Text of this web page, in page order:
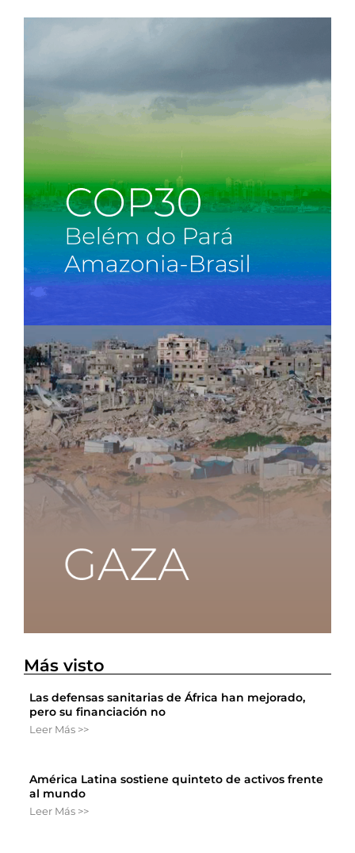
Más visto
Las defensas sanitarias de África han mejorado,
pero su financiación no
Leer Más >>
América Latina sostiene quinteto de activos frente
al mundo
Leer Más >>